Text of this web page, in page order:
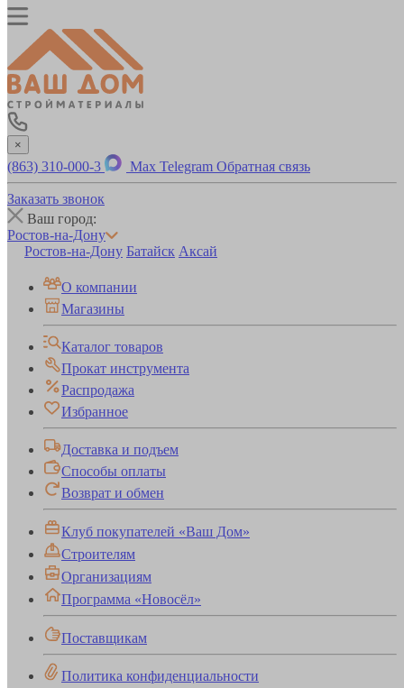
×
(863) 310-000-3 Max Telegram Обратная связь
Заказать звонок
Ваш город:
Ростов-на-Дону
Ростов-на-Дону Батайск Аксай
О компании
Магазины
Каталог товаров
Прокат инструмента
Распродажа
Избранное
Доставка и подъем
Способы оплаты
Возврат и обмен
Клуб покупателей «Ваш Дом»
Строителям
Организациям
Программа «Новосёл»
Поставщикам
Политика конфиденциальности